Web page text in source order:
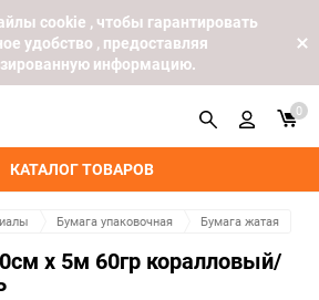
cookie , чтобы гарантировать
удобство , предоставляя
информацию.
КАТАЛОГ ТОВАРОВ
0
Бумага упаковочная Бумага жатая
х 5м 60гр коралловый/